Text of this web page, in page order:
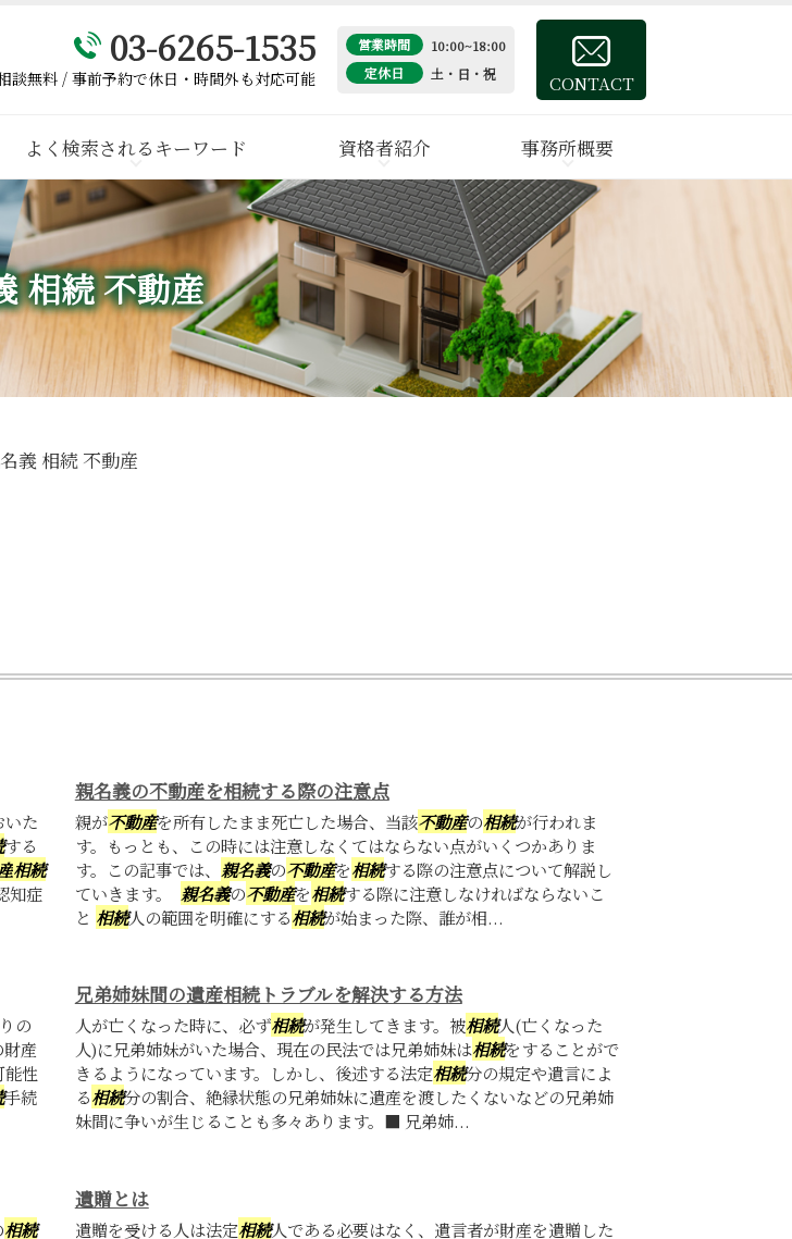
相続 不動産
03-6265-1535
談無料 / 事前予約で休日・時間外も対応可能
営業時間
10:00~18:00
定休日
土・日・祝 CONTACT
よく検索されるキーワード 資格者紹介 事務所概要
義 相続 不動産
た
する
相続
知症
親名義の不動産を相続する際の注意点
親が不動産を所有したまま死亡した場合、当該不動産の相続が行われま
す。もっとも、この時には注意しなくてはならない点がいくつかありま
す。この記事では、 親名義の不動産を相続する際の注意点について解説し
ていきます。 親名義の不動産を相続する際に注意しなければならないこ
と 相続人の範囲を明確にする相続が始まった際、誰が相...
の
産
能性
手続
兄弟姉妹間の遺産相続トラブルを解決する方法
人が亡くなった時に、必ず相続が発生してきます。被相続人(亡くなった
人)に兄弟姉妹がいた場合、現在の民法では兄弟姉妹は相続をすることがで
きるようになっています。しかし、後述する法定相続分の規定や遺言によ
る相続分の割合、絶縁状態の兄弟姉妹に遺産を渡したくないなどの兄弟姉
妹間に争いが生じることも多々あります。■ 兄弟姉...
相続
遺贈とは
遺贈を受ける人は法定相続人である必要はなく、遺言者が財産を遺贈した